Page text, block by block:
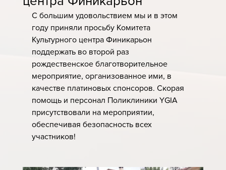
С большим удовольствием мы и в этом
году приняли просьбу Комитета
Культурного центра Финикарьон
поддержать во второй раз
рождественское благотворительное
мероприятие, организованное ими, в
качестве платиновых спонсоров. Скорая
помощь и персонал Поликлиники YGIA
присутствовали на мероприятии,
обеспечивая безопасность всех
участников!